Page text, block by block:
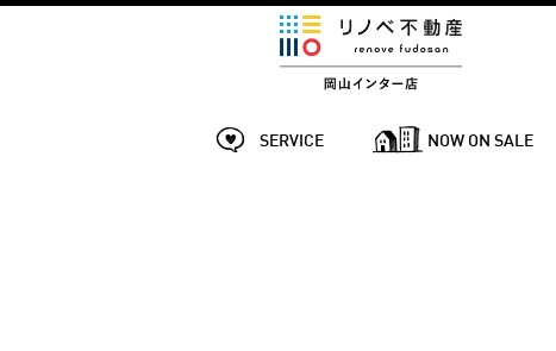
SERVICE NOW ON SALE